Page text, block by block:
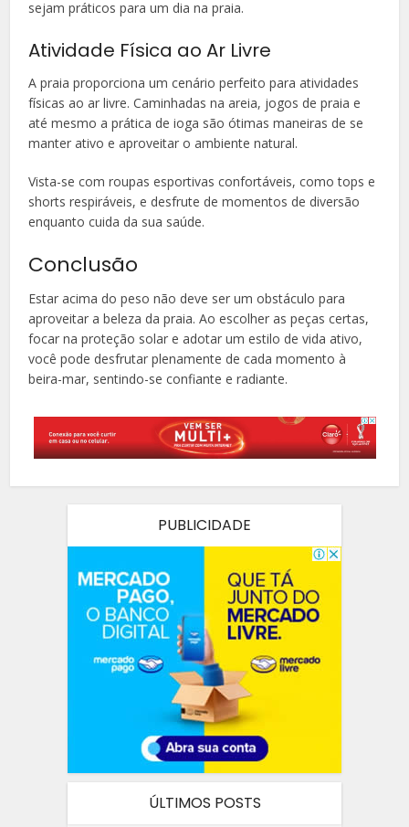
sejam práticos para um dia na praia.
Atividade Física ao Ar Livre
A praia proporciona um cenário perfeito para atividades
físicas ao ar livre. Caminhadas na areia, jogos de praia e
até mesmo a prática de ioga são ótimas maneiras de se
manter ativo e aproveitar o ambiente natural.
Vista-se com roupas esportivas confortáveis, como tops e
shorts respiráveis, e desfrute de momentos de diversão
enquanto cuida da sua saúde.
Conclusão
Estar acima do peso não deve ser um obstáculo para
aproveitar a beleza da praia. Ao escolher as peças certas,
focar na proteção solar e adotar um estilo de vida ativo,
você pode desfrutar plenamente de cada momento à
beira-mar, sentindo-se confiante e radiante.
PUBLICIDADE
ÚLTIMOS POSTS